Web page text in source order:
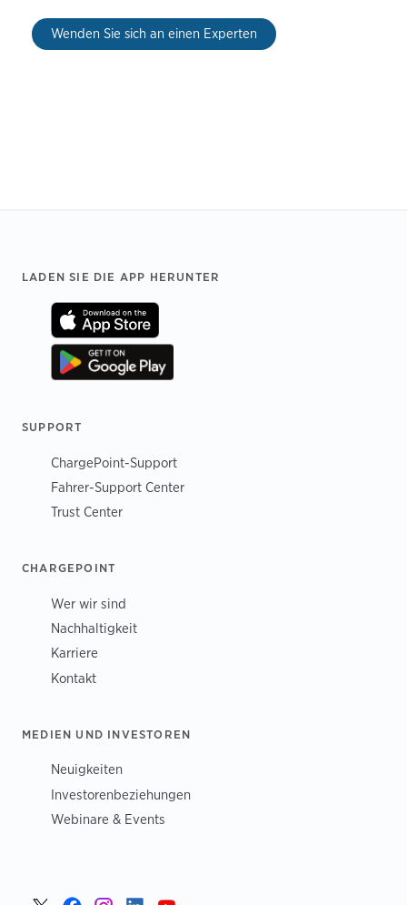
Wenden Sie sich an einen Experten
Footer
LADEN SIE DIE APP HERUNTER
SUPPORT
ChargePoint-Support
Fahrer-Support Center
Trust Center
CHARGEPOINT
Wer wir sind
Nachhaltigkeit
Karriere
Kontakt
MEDIEN UND INVESTOREN
Neuigkeiten
Investorenbeziehungen
Webinare & Events